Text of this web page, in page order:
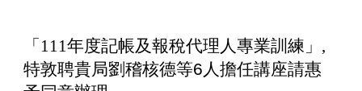
「 111年度記帳及報稅代理人專業訓練」 ,
特敦聘貴局劉稽核德等6人擔任講座請惠